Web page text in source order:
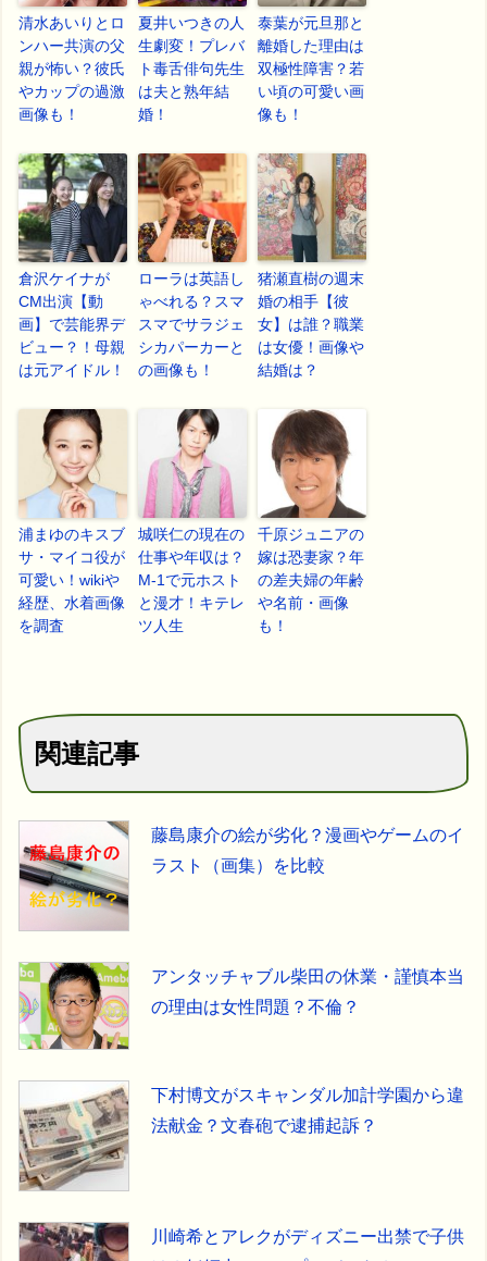
清水あいりとロ
ンハー共演の父
親が怖い？彼氏
やカップの過激
画像も！
夏井いつきの人
生劇変！プレバ
ト毒舌俳句先生
は夫と熟年結
婚！
泰葉が元旦那と
離婚した理由は
双極性障害？若
い頃の可愛い画
像も！
倉沢ケイナが
CM出演【動
画】で芸能界デ
ビュー？！母親
は元アイドル！
ローラは英語し
ゃべれる？スマ
スマでサラジェ
シカパーカーと
の画像も！
猪瀬直樹の週末
婚の相手【彼
女】は誰？職業
は女優！画像や
結婚は？
浦まゆのキスブ
サ・マイコ役が
可愛い！wikiや
経歴、水着画像
を調査
城咲仁の現在の
仕事や年収は？
M-1で元ホスト
と漫才！キテレ
ツ人生
千原ジュニアの
嫁は恐妻家？年
の差夫婦の年齢
や名前・画像
も！
関連記事
藤島康介の絵が劣化？漫画やゲームのイ
ラスト（画集）を比較
アンタッチャブル柴田の休業・謹慎本当
の理由は女性問題？不倫？
下村博文がスキャンダル加計学園から違
法献金？文春砲で逮捕起訴？
川崎希とアレクがディズニー出禁で子供